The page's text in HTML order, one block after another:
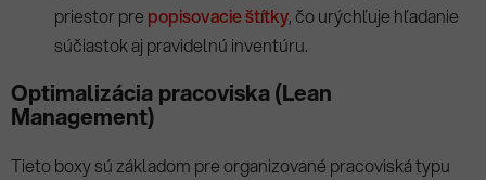
priestor pre popisovacie štítky, čo urýchľuje hľadanie
súčiastok aj pravidelnú inventúru.
Optimalizácia pracoviska (Lean
Management)
Tieto boxy sú základom pre organizované pracoviská typu